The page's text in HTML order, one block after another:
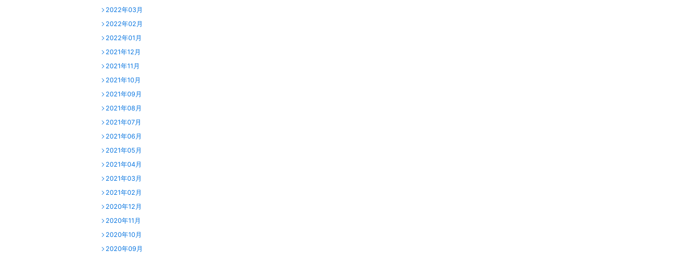
2022年03月
2022年02月
2022年01月
2021年12月
2021年11月
2021年10月
2021年09月
2021年08月
2021年07月
2021年06月
2021年05月
2021年04月
2021年03月
2021年02月
2020年12月
2020年11月
2020年10月
2020年09月